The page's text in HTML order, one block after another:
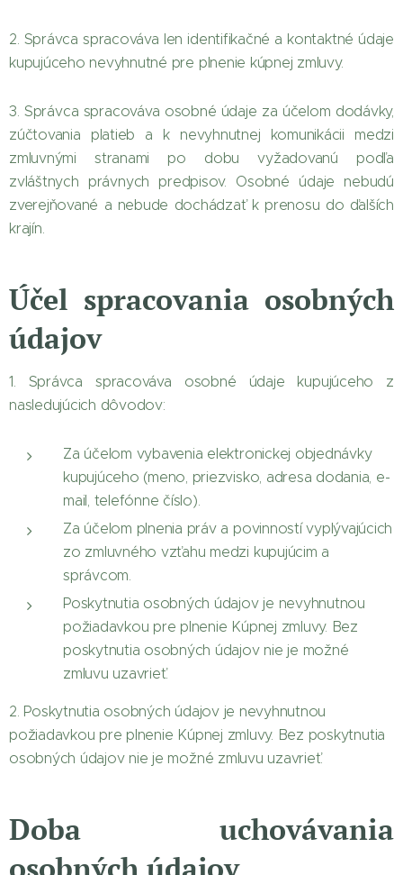
2. Správca spracováva len identifikačné a kontaktné údaje
kupujúceho nevyhnutné pre plnenie kúpnej zmluvy.
3. Správca spracováva osobné údaje za účelom dodávky,
zúčtovania platieb a k nevyhnutnej komunikácii medzi
zmluvnými stranami po dobu vyžadovanú podľa
zvláštnych právnych predpisov. Osobné údaje nebudú
zverejňované a nebude dochádzať k prenosu do ďalších
krajín.
Účel spracovania osobných
údajov
1. Správca spracováva osobné údaje kupujúceho z
nasledujúcich dôvodov:
Za účelom vybavenia elektronickej objednávky
kupujúceho (meno, priezvisko, adresa dodania, e-
mail, telefónne číslo).
Za účelom plnenia práv a povinností vyplývajúcich
zo zmluvného vzťahu medzi kupujúcim a
správcom.
Poskytnutia osobných údajov je nevyhnutnou
požiadavkou pre plnenie Kúpnej zmluvy. Bez
poskytnutia osobných údajov nie je možné
zmluvu uzavrieť.
2. Poskytnutia osobných údajov je nevyhnutnou
požiadavkou pre plnenie Kúpnej zmluvy. Bez poskytnutia
osobných údajov nie je možné zmluvu uzavrieť.
Doba uchovávania